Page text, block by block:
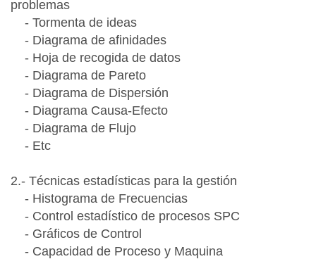
problemas
- Tormenta de ideas
- Diagrama de afinidades
- Hoja de recogida de datos
- Diagrama de Pareto
- Diagrama de Dispersión
- Diagrama Causa-Efecto
- Diagrama de Flujo
- Etc
2.- Técnicas estadísticas para la gestión
- Histograma de Frecuencias
- Control estadístico de procesos SPC
- Gráficos de Control
- Capacidad de Proceso y Maquina